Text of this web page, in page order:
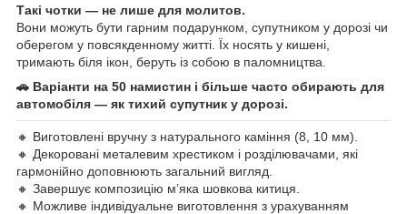
Такі чотки — не лише для молитов.
Вони можуть бути гарним подарунком, супутником у дорозі чи
оберегом у повсякденному житті. Їх носять у кишені,
тримають біля ікон, беруть із собою в паломництва.
🚗 Варіанти на 50 намистин і більше часто обирають для
автомобіля — як тихий супутник у дорозі.
🔸 Виготовлені вручну з натурального каміння (8, 10 мм).
🔸 Декоровані металевим хрестиком і розділювачами, які
гармонійно доповнюють загальний вигляд.
🔸 Завершує композицію м’яка шовкова китиця.
🔸 Можливе індивідуальне виготовлення з урахуванням